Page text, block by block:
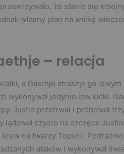
że stanie się
własny plan na walkę
– relacja
a Gaethje straszył go
wykonywał jedynie low kicki.
Justin przetrwał i próbował
lądował czysto na szczęce
na twarzy Topurii.
ataków i wykonywał